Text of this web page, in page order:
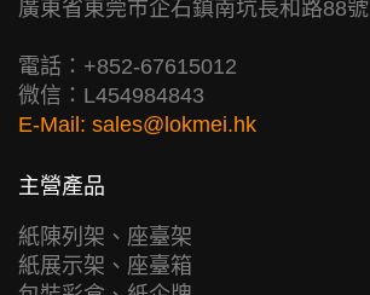
廣東省東莞市企石鎮南坑長和路88號
電話：+852-67615012
微信：L454984843
E-Mail: sales@lokmei.hk
主營產品
紙陳列架、座臺架
紙展示架、座臺箱